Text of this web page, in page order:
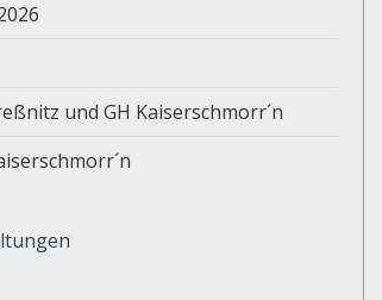
und GH Kaiserschmorr´n